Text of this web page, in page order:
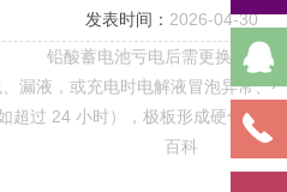
发表时间： 2026-04-30
铅酸蓄电池亏电后需更换电池的
漏液，或充电时电解液冒泡异常、
超过 24 小时），极板形成硬化硫
百科